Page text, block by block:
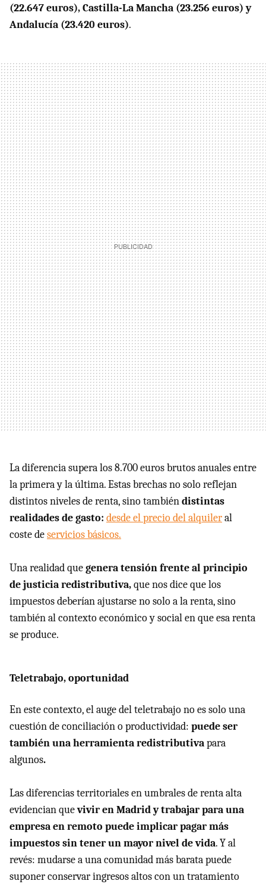
(22.647 euros), Castilla-La Mancha (23.256 euros) y
Andalucía (23.420 euros).
La diferencia supera los 8.700 euros brutos anuales entre
la primera y la última. Estas brechas no solo reflejan
distintos niveles de renta, sino tambiéndistintas
realidades de gasto: desde el precio del alquileral
coste deservicios básicos.
Una realidad quegenera tensión frente al principio
de justicia redistributiva,que nos dice que los
impuestos deberían ajustarse no solo a la renta, sino
también al contexto económico y social en que esa renta
se produce.
Teletrabajo, oportunidad
En este contexto, el auge del teletrabajo no es solo una
cuestión de conciliación o productividad: puede ser
también una herramienta redistributivapara
algunos.
Las diferencias territoriales en umbrales de renta alta
evidencian quevivir en Madrid y trabajar para una
empresa en remoto puede implicar pagar más
impuestos sin tener un mayor nivel de vida. Y al
revés: mudarse a una comunidad más barata puede
suponer conservar ingresos altos con un tratamiento